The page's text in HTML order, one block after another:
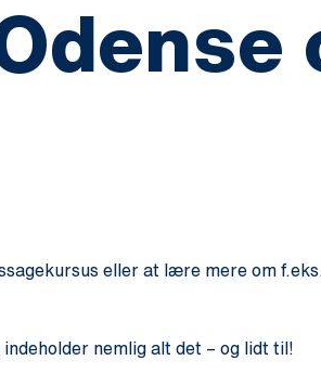
eller at lære mere om
nemlig alt det – og lidt til!